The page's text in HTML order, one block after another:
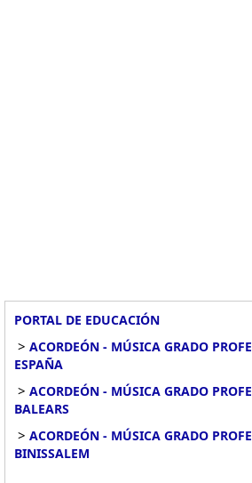
PORTAL DE EDUCACIÓN
> ACORDEÓN - MÚSICA GRADO
ESPAÑA
> ACORDEÓN - MÚSICA GRADO
BALEARS
> ACORDEÓN - MÚSICA GRADO
BINISSALEM